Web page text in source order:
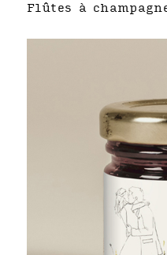
Flûtes à